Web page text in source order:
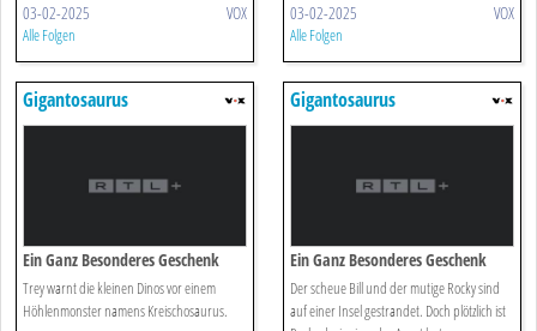
03-02-2025 VOX
Alle Folgen
03-02-2025 VOX
Alle Folgen
Gigantosaurus
Ein Ganz Besonderes Geschenk
Trey warnt die kleinen Dinos vor einem
Höhlenmonster namens Kreischosaurus.
Gigantosaurus
Ein Ganz Besonderes Geschenk
Der scheue Bill und der mutige Rocky sind
auf einer Insel gestrandet. Doch plötzlich ist